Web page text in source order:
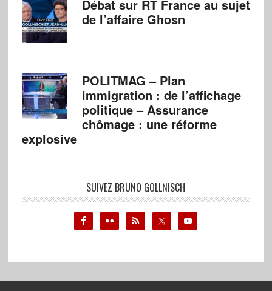
Débat sur RT France au sujet
de l’affaire Ghosn
POLITMAG – Plan
immigration : de l’affichage
politique – Assurance
chômage : une réforme
explosive
SUIVEZ BRUNO GOLLNISCH